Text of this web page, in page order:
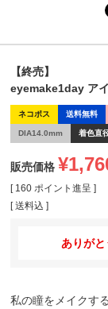
【終売】
eyemake1day ア
ネコポス 送料無料
DIA14.0mm 着色直
販売価格 ¥
[ 160 ポイント進呈 ]
送料込
ありがと
私の瞳をメイクする